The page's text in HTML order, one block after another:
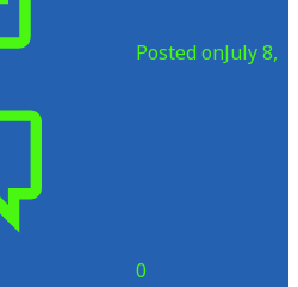
Posted onJuly 8,
0